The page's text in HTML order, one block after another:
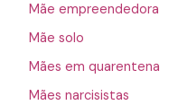
Mãe empreendedora
Mãe solo
Mães em quarentena
Mães narcisistas